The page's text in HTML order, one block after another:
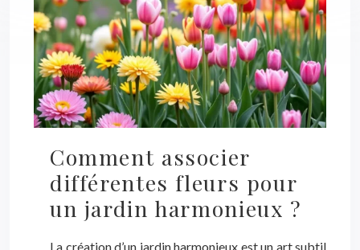
Comment associer
différentes fleurs pour
un jardin harmonieux ?
La création d’un jardin harmonieux est un art subtil